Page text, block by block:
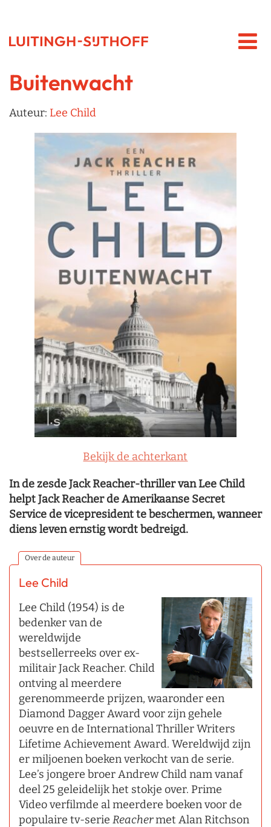
Buitenwacht
Auteur: Lee Child
Bekijk de achterkant
In de zesde Jack Reacher-thriller van Lee Child
helpt Jack Reacher de Amerikaanse Secret
Service de vicepresident te beschermen, wanneer
diens leven ernstig wordt bedreigd.
Over de auteur
Lee Child
Lee Child (1954) is de
bedenker van de
wereldwijde
bestsellerreeks over ex-
militair Jack Reacher. Child
ontving al meerdere
gerenommeerde prijzen, waaronder een
Diamond Dagger Award voor zijn gehele
oeuvre en de International Thriller Writers
Lifetime Achievement Award. Wereldwijd zijn
er miljoenen boeken verkocht van de serie.
Lee’s jongere broer Andrew Child nam vanaf
deel 25 geleidelijk het stokje over. Prime
Video verfilmde al meerdere boeken voor de
populaire tv-serie Reachermet Alan Ritchson